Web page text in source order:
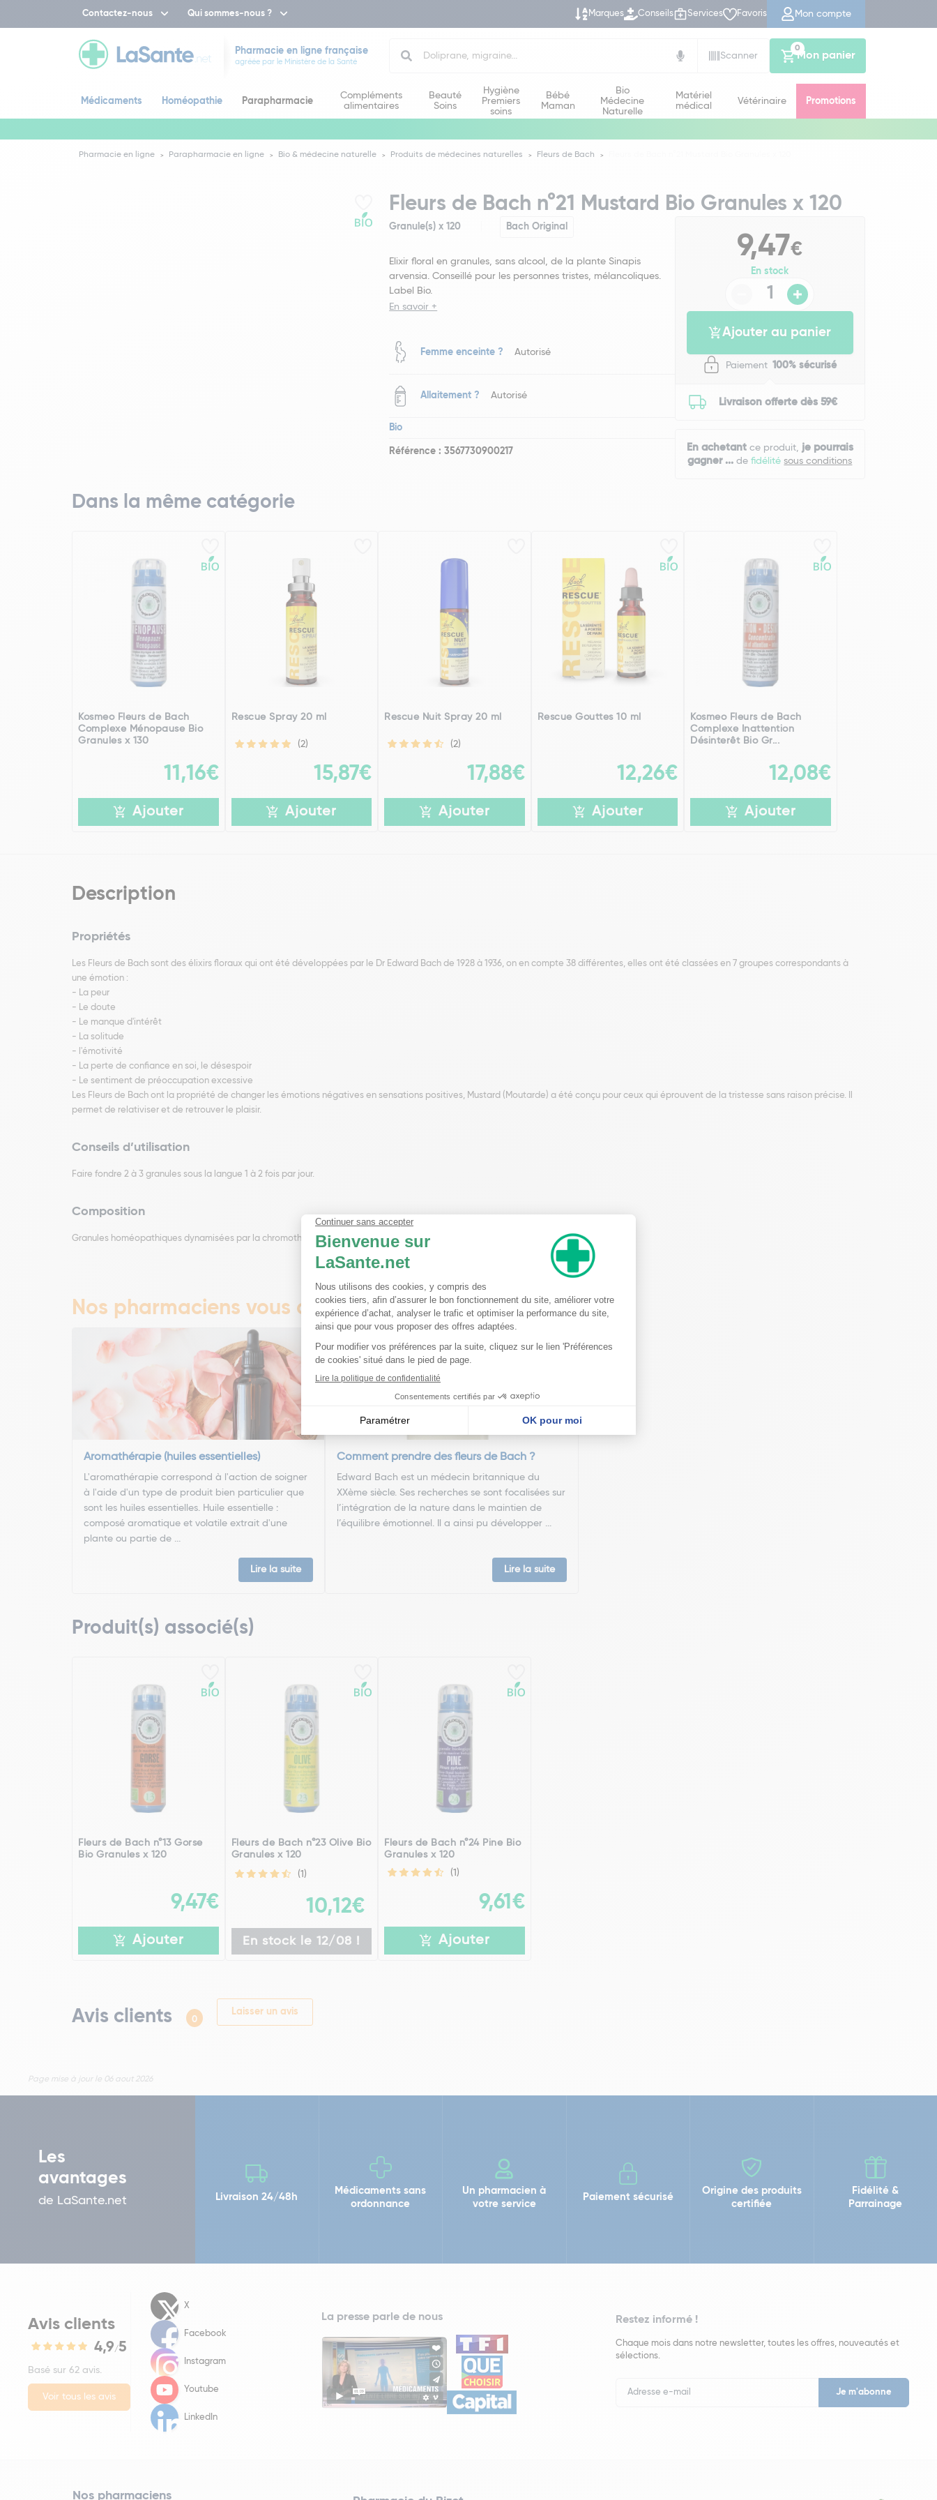
Contactez-nous Qui sommes-nous ? Marques Conseils Services Favoris Mon compte
Pharmacie en ligne française
agréée par le Ministère de la Santé
Scanner
Mon panier
0
Médicaments Homéopathie Parapharmacie
Compléments
alimentaires
Beauté
Soins
Hygiène
Premiers
soins
Bébé
Maman
Bio
Médecine
Naturelle
Matériel
médical
Vétérinaire Promotions
Pharmacie en ligne Parapharmacie en ligne Bio & médecine naturelle Produits de médecines naturelles Fleurs de Bach
Fleurs de Bach n°21 Mustard Bio Granules x 120
Granule(s) x 120 Bach Original
Elixir floral en granules, sans alcool, de la plante Sinapis
arvensia. Conseillé pour les personnes tristes, mélancoliques.
Label Bio.
En savoir +
Femme enceinte ? Autorisé
Allaitement ? Autorisé
Bio
Référence : 3567730900217
9,47€
En stock
Ajouter au panier
Paiement 100% sécurisé
Livraison offerte dès 59€
En achetantce produit, je pourrais
gagner ... defidélitésous conditions
Dans la même catégorie
Kosmeo Fleurs de Bach
Complexe Ménopause Bio
Granules x 130
11,16€
Ajouter
Rescue Spray 20 ml
(2)
15,87€
Ajouter
Rescue Nuit Spray 20 ml
(2)
17,88€
Ajouter
Rescue Gouttes 10 ml
12,26€
Ajouter
Kosmeo Fleurs de Bach
Complexe Inattention
Désinterêt Bio Gr...
12,08€
Ajouter
Description
Propriétés
Les Fleurs de Bach sont des élixirs floraux qui ont été développées par le Dr Edward Bach de 1928 à 1936, on en compte 38 différentes, elles ont été classées en 7 groupes correspondants à
une émotion :
- La peur
- Le doute
- Le manque d'intérêt
- La solitude
- l'émotivité
- La perte de confiance en soi, le désespoir
- Le sentiment de préoccupation excessive
Les Fleurs de Bach ont la propriété de changer les émotions négatives en sensations positives, Mustard (Moutarde) a été conçu pour ceux qui éprouvent de la tristesse sans raison précise. Il
permet de relativiser et de retrouver le plaisir.
Conseils d’utilisation
Faire fondre 2 à 3 granules sous la langue 1 à 2 fois par jour.
Composition
Granules homéopathiques dynamisées par la chromothérapie, macérat Aqueux BIO de Moutarde.
Nos pharmaciens vous conseillent
Aromathérapie (huiles essentielles)
L'aromathérapie correspond à l'action de soigner
à l'aide d'un type de produit bien particulier que
sont les huiles essentielles. Huile essentielle :
composé aromatique et volatile extrait d'une
plante ou partie de ...
Lire la suite
Comment prendre des fleurs de Bach ?
Edward Bach est un médecin britannique du
XXème siècle. Ses recherches se sont focalisées sur
l’intégration de la nature dans le maintien de
l’équilibre émotionnel. Il a ainsi pu développer ...
Lire la suite
Produit(s) associé(s)
Fleurs de Bach n°13 Gorse
Bio Granules x 120
9,47€
Ajouter
Fleurs de Bach n°23 Olive Bio
Granules x 120
(1)
10,12€
En stock le 12/08 !
Fleurs de Bach n°24 Pine Bio
Granules x 120
(1)
9,61€
Ajouter
Avis clients 0
Laisser un avis
Page mise à jour le 06 aout 2026
Les
avantages
de LaSante.net Livraison 24/48h
Médicaments sans
ordonnance
Un pharmacien à
votre service
Paiement sécurisé
Origine des produits
certifiée
Fidélité &
Parrainage
Avis clients
4,9/5
Basé sur 62 avis.
Voir tous les avis
X
Facebook
Instagram
Youtube
LinkedIn
La presse parle de nous Restez informé !
Chaque mois dans notre newsletter, toutes les offres, nouveautés et
sélections.
Newsletter
Nos pharmaciens